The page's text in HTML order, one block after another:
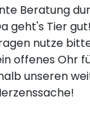
Beratung
geht's Tier
nutze
offenes Ohr
unseren